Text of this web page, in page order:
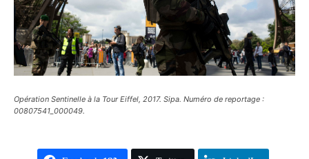
Opération Sentinelle à la Tour Eiffel, 2017. Sipa. Numéro de reportage :
00807541_000049.